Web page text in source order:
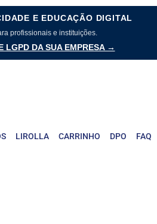
E EDUCAÇÃO DIGITAL
profissionais e instituições.
LGPD DA SUA EMPRESA →
LIROLLA CARRINHO DPO FAQ